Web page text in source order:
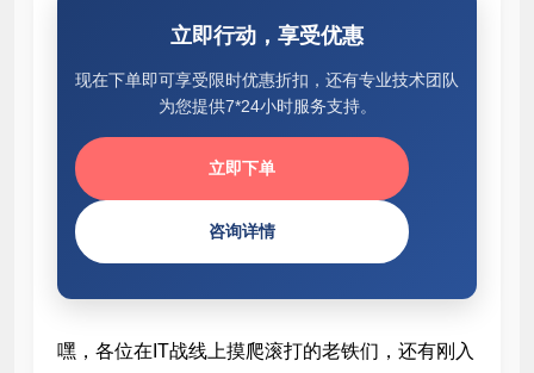
立即行动，享受优惠
现在下单即可享受限时优惠折扣，还有专业技术团队
为您提供7*24小时服务支持。
立即下单
咨询详情
嘿，各位在IT战线上摸爬滚打的老铁们，还有刚入